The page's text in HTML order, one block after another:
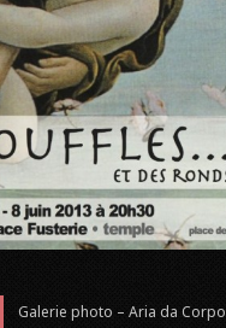
Galerie photo – Aria da Corpo